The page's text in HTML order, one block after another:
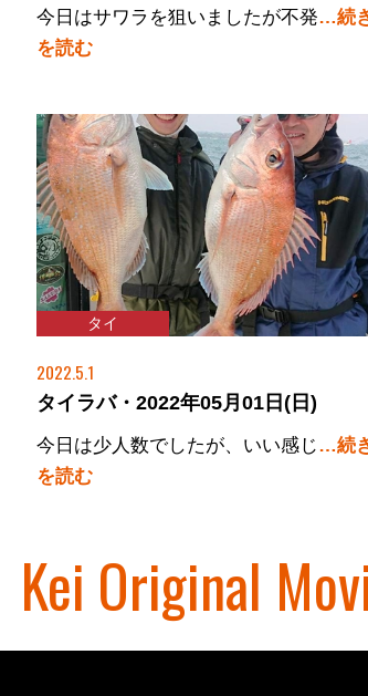
今日はサワラを狙いましたが不発…続
を読む
タイ
2022.5.1
タイラバ・2022年05月01日(日)
今日は少人数でしたが、いい感じ…続
を読む
Kei Original